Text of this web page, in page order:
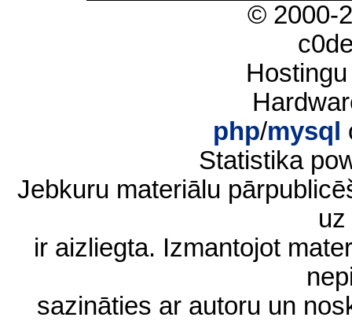
© 2000-
php/mysql
Statistika
Jebkuru materiālu
ir aizliegta. Izmantojot
sazināties ar autoru un